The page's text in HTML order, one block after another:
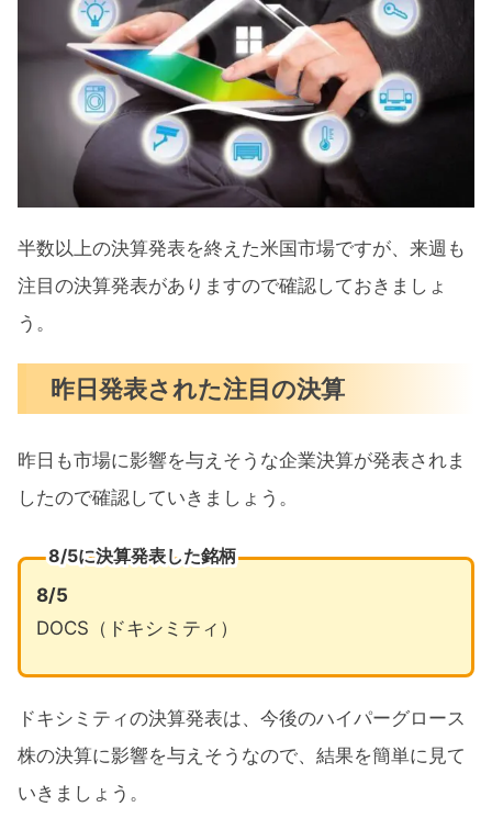
半数以上の決算発表を終えた米国市場ですが、来週も
注目の決算発表がありますので確認しておきましょ
う。
昨日発表された注目の決算
昨日も市場に影響を与えそうな企業決算が発表されま
したので確認していきましょう。
8/5に決算発表した銘柄
8/5
DOCS（ドキシミティ）
ドキシミティの決算発表は、今後のハイパーグロース
株の決算に影響を与えそうなので、結果を簡単に見て
いきましょう。